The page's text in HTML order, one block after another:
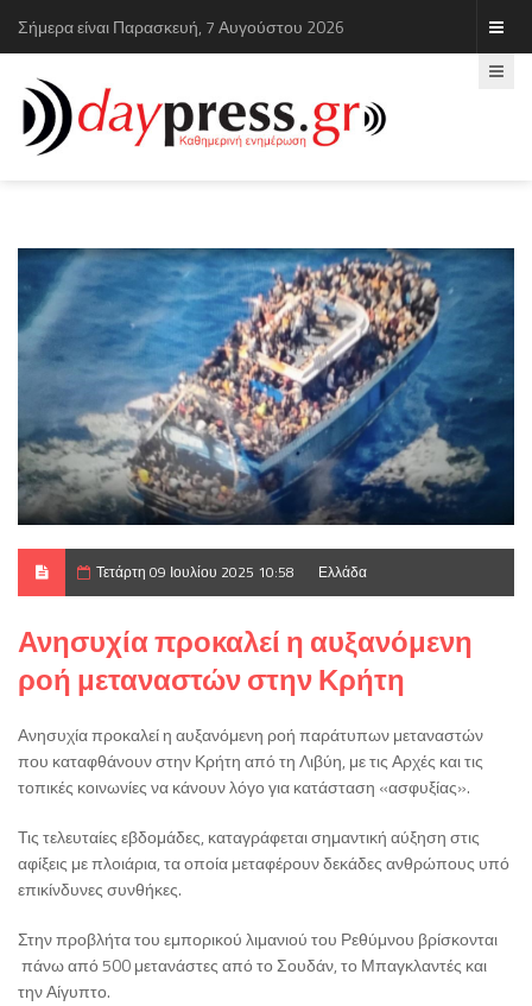
Σήμερα είναι Παρασκευή, 7 Αυγούστου 2026
Τετάρτη 09 Ιουλίου 2025 10:58 Ελλάδα
Ανησυχία προκαλεί η αυξανόμενη
ροή μεταναστών στην Κρήτη
Ανησυχία προκαλεί η αυξανόμενη ροή παράτυπων μεταναστών
που καταφθάνουν στην Κρήτη από τη Λιβύη, με τις Αρχές και τις
τοπικές κοινωνίες να κάνουν λόγο για κατάσταση «ασφυξίας».
Τις τελευταίες εβδομάδες, καταγράφεται σημαντική αύξηση στις
αφίξεις με πλοιάρια, τα οποία μεταφέρουν δεκάδες ανθρώπους υπό
επικίνδυνες συνθήκες.
Στην προβλήτα του εμπορικού λιμανιού του Ρεθύμνου βρίσκονται
πάνω από 500 μετανάστες από το Σουδάν, το Μπαγκλαντές και
την Αίγυπτο.